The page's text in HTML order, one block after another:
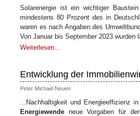
Solarenergie ist ein wichtiger
mindestens 80 Prozent des in
waren es nach Angaben des
Von Januar bis September 2023
Weiterlesen...
Entwicklung der
Peter Michael Neuen
...Nachhaltigkeit und Energieeffizienz
Energiewende neue Vorgaben für